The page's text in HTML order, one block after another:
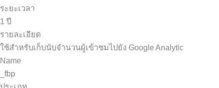
ระยะเวลา
1 ปี
รายละเอียด
ใช้สำหรับเก็บนับจำนวนผู้เข้าชมไปยัง Google Analytic
Name
_fbp